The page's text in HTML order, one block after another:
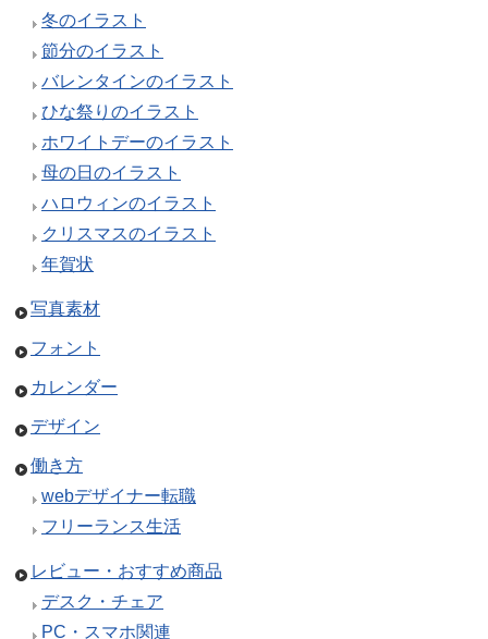
冬のイラスト
節分のイラスト
バレンタインのイラスト
ひな祭りのイラスト
ホワイトデーのイラスト
母の日のイラスト
ハロウィンのイラスト
クリスマスのイラスト
年賀状
写真素材
フォント
カレンダー
デザイン
働き方
webデザイナー転職
フリーランス生活
レビュー・おすすめ商品
デスク・チェア
PC・スマホ関連